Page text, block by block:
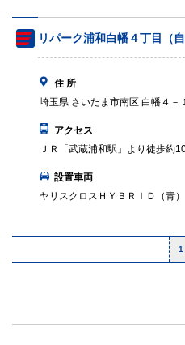
リパーク浦和白幡４丁目（自
住 所
埼玉県 さいたま市南区 白幡４－
アクセス
ＪＲ「武蔵浦和駅」より徒歩約
設置車両
ヤリスクロスＨＹＢＲＩＤ（青）
1